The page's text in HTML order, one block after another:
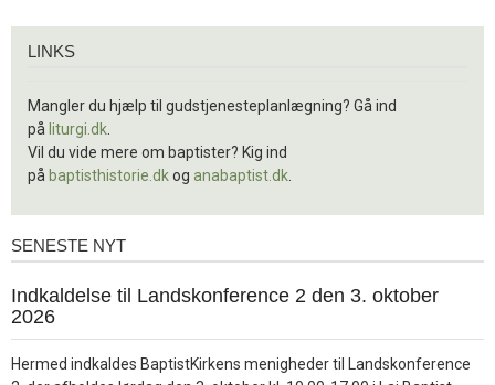
LINKS
Mangler du hjælp til gudstjenesteplanlægning? Gå ind
på liturgi.dk.
Vil du vide mere om baptister? Kig ind
på baptisthistorie.dkog anabaptist.dk.
Seneste
SENESTE NYT
1.
jul.
Indkaldelse til Landskonference 2 den 3. oktober
2026
Hermed indkaldes BaptistKirkens menigheder til Landskonference